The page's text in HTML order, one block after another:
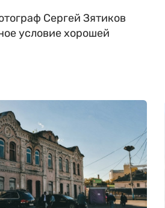
Сергей Зятиков
условие хорошей